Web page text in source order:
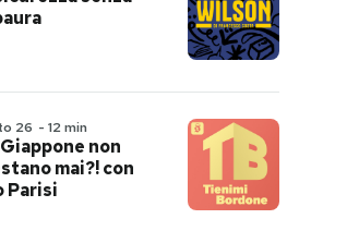
26 - 12 min
non
mai?! con
Parisi